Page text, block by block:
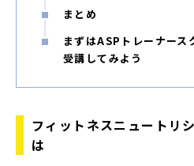
まとめ
まずはASPトレーナース
受講してみよう
フィットネスニュートリ
は